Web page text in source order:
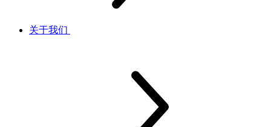
关于我们